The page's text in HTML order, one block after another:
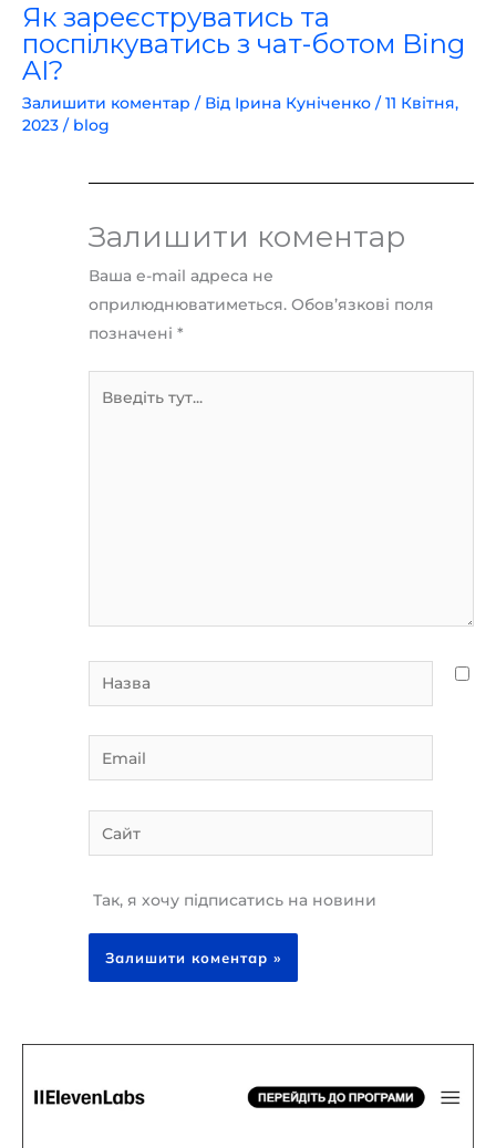
Як зареєструватись та
поспілкуватись з чат-ботом Bing
AI?
Залишити коментар / Від Ірина Куніченко / 11 Квітня,
2023 / blog
Залишити коментар
Ваша e-mail адреса не
оприлюднюватиметься. Обов’язкові поля
позначені *
Назва
Email
Сайт
Так, я хочу підписатись на новини